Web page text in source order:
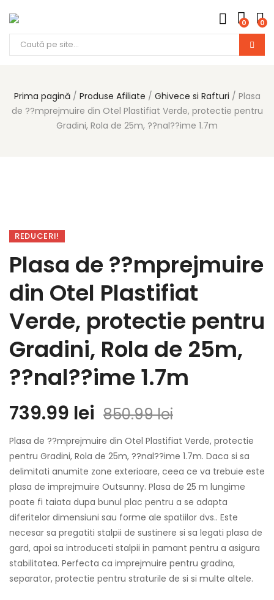
0 0
Products
Prima pagină Produse Afiliate Ghivece si Rafturi
Plasa
de ??mprejmuire din Otel Plastifiat Verde, protectie pentru
Gradini, Rola de 25m, ??nal??ime 1.7m
REDUCERI!
Plasa de ??mprejmuire
din Otel Plastifiat
Verde, protectie pentru
Gradini, Rola de 25m,
??nal??ime 1.7m
850.99leiPrețul
inițial
a
fost:
850.99 lei.
739.99 lei
Prețul
curent
este:
739.99 lei.
Plasa de ??mprejmuire din Otel Plastifiat Verde, protectie
pentru Gradini, Rola de 25m, ??nal??ime 1.7m. Daca si sa
delimitati anumite zone exterioare, ceea ce va trebuie este
plasa de imprejmuire Outsunny. Plasa de 25 m lungime
poate fi taiata dupa bunul plac pentru a se adapta
diferitelor dimensiuni sau forme ale spatiilor dvs.. Este
necesar sa pregatiti stalpii de sustinere si sa legati plasa de
gard, apoi sa introduceti stalpii in pamant pentru a asigura
stabilitatea. Perfecta ca imprejmuire pentru gradina,
separator, protectie pentru straturile de si si multe altele.